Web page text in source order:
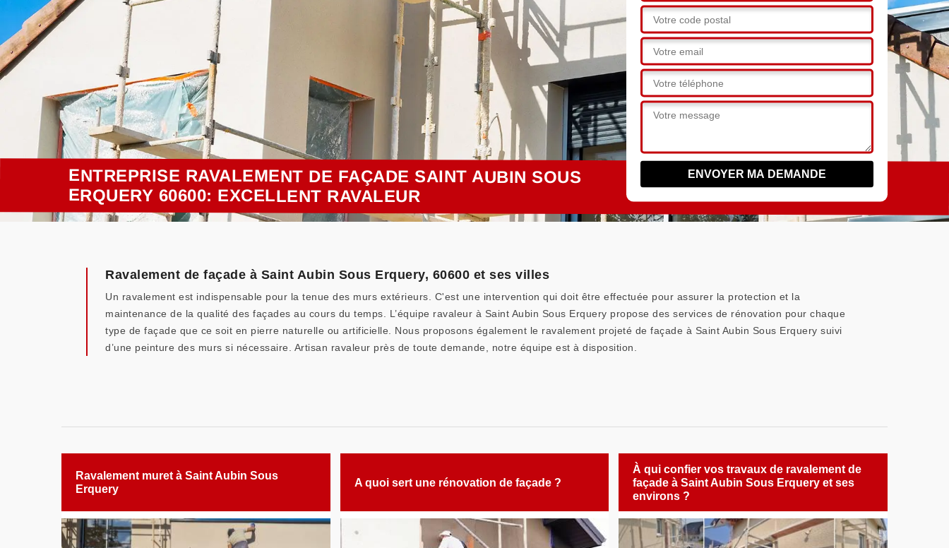
ENTREPRISE RAVALEMENT DE FAÇADE SAINT AUBIN SOUS
ERQUERY 60600: EXCELLENT RAVALEUR
Ravalement de façade à Saint Aubin Sous Erquery, 60600 et ses villes
Un ravalement est indispensable pour la tenue des murs extérieurs. C'est une intervention qui doit être effectuée pour assurer la protection et la
maintenance de la qualité des façades au cours du temps. L’équipe ravaleur à Saint Aubin Sous Erquery propose des services de rénovation pour chaque
type de façade que ce soit en pierre naturelle ou artificielle. Nous proposons également le ravalement projeté de façade à Saint Aubin Sous Erquery suivi
d’une peinture des murs si nécessaire. Artisan ravaleur près de toute demande, notre équipe est à disposition.
Ravalement muret à Saint Aubin Sous
Erquery
A quoi sert une rénovation de façade ?
À qui confier vos travaux de ravalement de
façade à Saint Aubin Sous Erquery et ses
environs ?